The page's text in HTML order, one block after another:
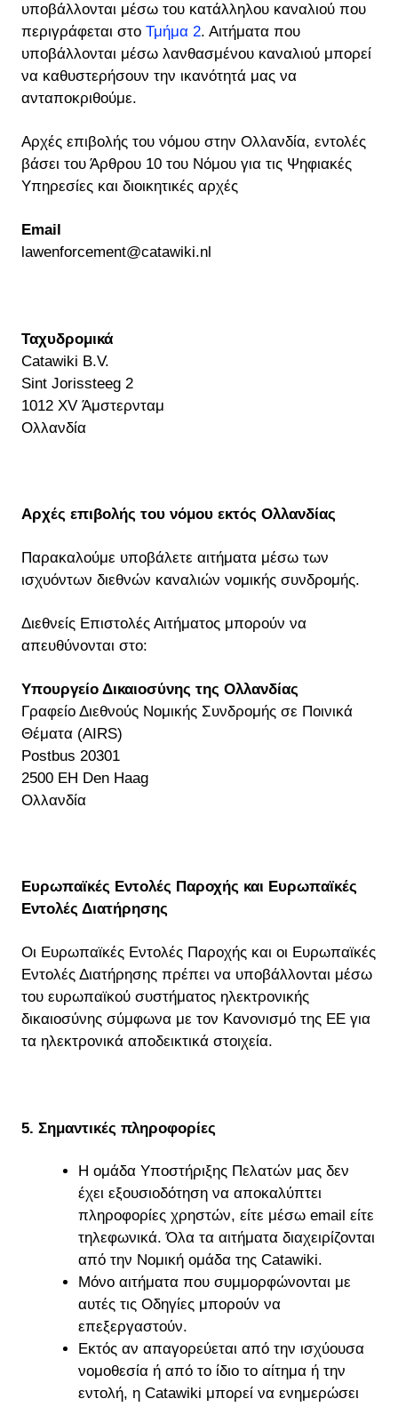
υποβάλλονται μέσω του κατάλληλου καναλιού που
περιγράφεται στο Τμήμα 2. Αιτήματα που
υποβάλλονται μέσω λανθασμένου καναλιού μπορεί
να καθυστερήσουν την ικανότητά μας να
ανταποκριθούμε.
Αρχές επιβολής του νόμου στην Ολλανδία, εντολές
βάσει του Άρθρου 10 του Νόμου για τις Ψηφιακές
Υπηρεσίες και διοικητικές αρχές
Email
lawenforcement@catawiki.nl
Ταχυδρομικά
Catawiki B.V.
Sint Jorissteeg 2
1012 XV Άμστερνταμ
Ολλανδία
Αρχές επιβολής του νόμου εκτός Ολλανδίας
Παρακαλούμε υποβάλετε αιτήματα μέσω των
ισχυόντων διεθνών καναλιών νομικής συνδρομής.
Διεθνείς Επιστολές Αιτήματος μπορούν να
απευθύνονται στο:
Υπουργείο Δικαιοσύνης της Ολλανδίας
Γραφείο Διεθνούς Νομικής Συνδρομής σε Ποινικά
Θέματα (AIRS)
Postbus 20301
2500 EH Den Haag
Ολλανδία
Ευρωπαϊκές Εντολές Παροχής και Ευρωπαϊκές
Εντολές Διατήρησης
Οι Ευρωπαϊκές Εντολές Παροχής και οι Ευρωπαϊκές
Εντολές Διατήρησης πρέπει να υποβάλλονται μέσω
του ευρωπαϊκού συστήματος ηλεκτρονικής
δικαιοσύνης σύμφωνα με τον Κανονισμό της ΕΕ για
τα ηλεκτρονικά αποδεικτικά στοιχεία.
5. Σημαντικές πληροφορίες
Η ομάδα Υποστήριξης Πελατών μας δεν
έχει εξουσιοδότηση να αποκαλύπτει
πληροφορίες χρηστών, είτε μέσω email είτε
τηλεφωνικά. Όλα τα αιτήματα διαχειρίζονται
από την Νομική ομάδα της Catawiki.
Μόνο αιτήματα που συμμορφώνονται με
αυτές τις Οδηγίες μπορούν να
επεξεργαστούν.
Εκτός αν απαγορεύεται από την ισχύουσα
νομοθεσία ή από το ίδιο το αίτημα ή την
εντολή, η Catawiki μπορεί να ενημερώσει